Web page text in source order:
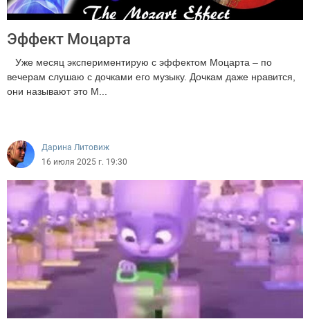
Эффект Моцарта
Уже месяц экспериментирую с эффектом Моцарта – по
вечерам слушаю с дочками его музыку. Дочкам даже нравится,
они называют это М...
Дарина Литовиж
16 июля 2025 г. 19:30